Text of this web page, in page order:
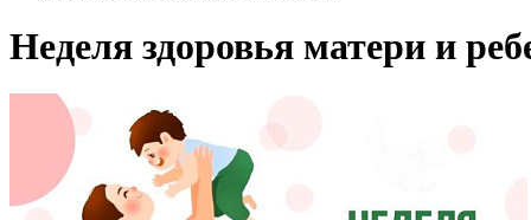
Неделя здоровья матери и